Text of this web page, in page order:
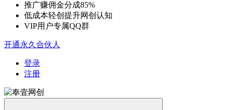
推广赚佣金分成85%
低成本轻创提升网创认知
VIP用户专属QQ群
开通永久合伙人
登录
注册